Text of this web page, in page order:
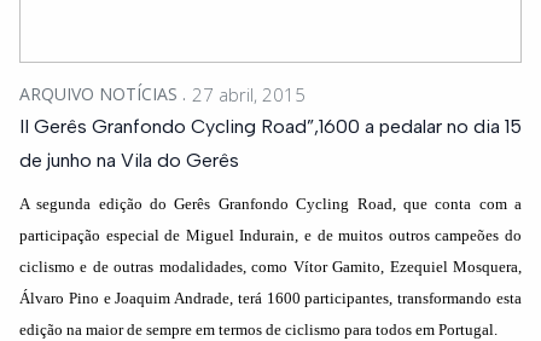
ARQUIVO NOTÍCIAS 27 abril, 2015
II Gerês Granfondo Cycling Road”,1600 a pedalar no dia 15
de junho na Vila do Gerês
A segunda edição do Gerês Granfondo Cycling Road, que conta com a
participação especial de Miguel Indurain, e de muitos outros campeões do
ciclismo e de outras modalidades, como Vítor Gamito, Ezequiel Mosquera,
Álvaro Pino e Joaquim Andrade, terá 1600 participantes, transformando esta
edição na maior de sempre em termos de ciclismo para todos em Portugal.